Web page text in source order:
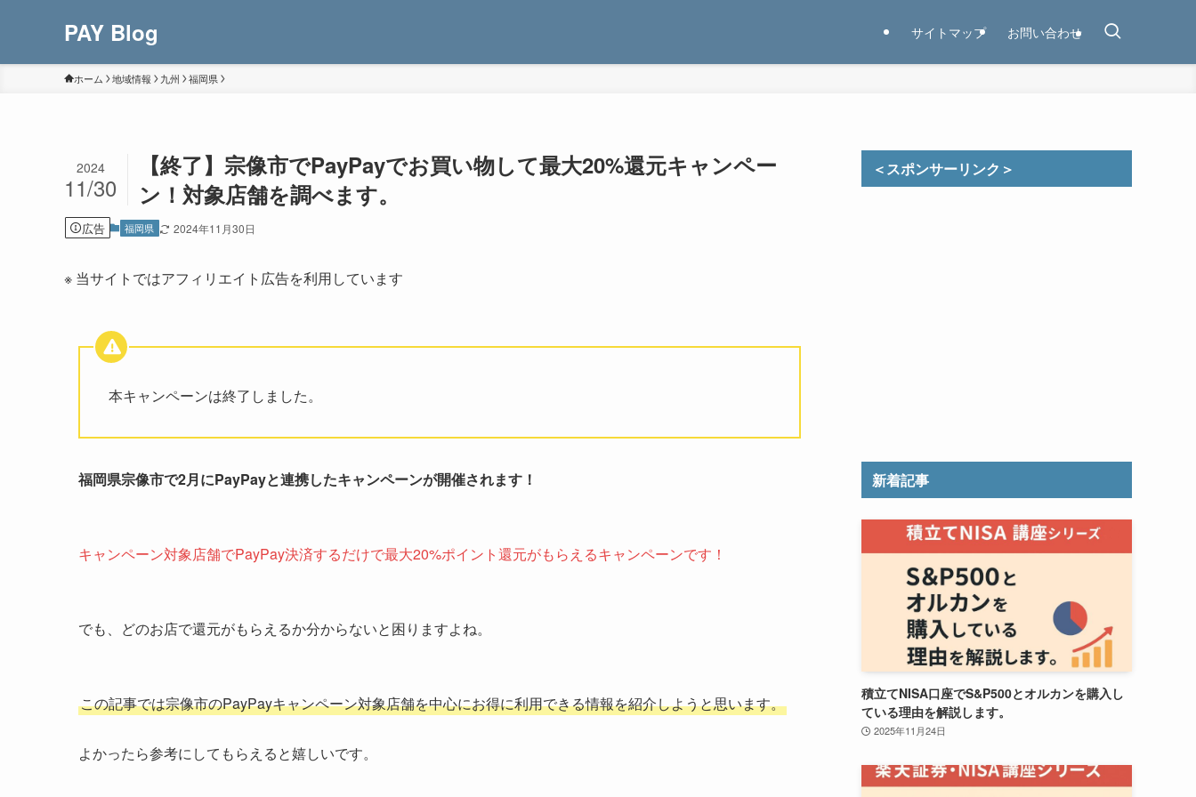
PAY Blog サイトマップ お問い合わせ
ホーム 地域情報 九州 福岡県
【終了】宗像市でPayPayでお買い物して最大20%還元キャンペー
ン！対象店舗を調べます。
2024
11/30
広告 福岡県 2024年11月30日
※ 当サイトではアフィリエイト広告を利用しています
本キャンペーンは終了しました。
福岡県宗像市で2月にPayPayと連携したキャンペーンが開催されます！
キャンペーン対象店舗でPayPay決済するだけで最大20%ポイント還元がもらえるキャンペーンです！
でも、どのお店で還元がもらえるか分からないと困りますよね。
この記事では宗像市のPayPayキャンペーン対象店舗を中心にお得に利用できる情報を紹介しようと思います。
よかったら参考にしてもらえると嬉しいです。
＜スポンサーリンク＞
新着記事
積立てNISA口座でS&P500とオルカンを購入し
ている理由を解説します。
2025年11月24日